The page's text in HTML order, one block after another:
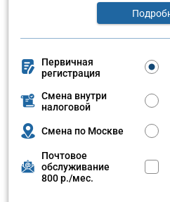
Первичная
регистрация
Смена внутри
налоговой
Смена по Москве
Почтовое
обслуживание
800 р./мес.